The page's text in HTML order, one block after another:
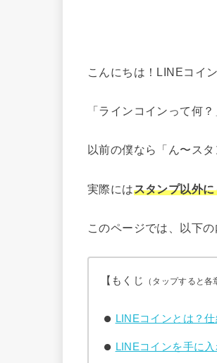
こんにちは！LINEコイ
「ラインコインって何
以前の僕なら「ん〜ス
実際にはスタンプ以外
このページでは、以下
【もくじ （タップすると各
LINEコインとは？
LINEコインを手に